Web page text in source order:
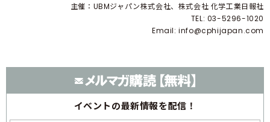
主催：UBMジャパン株式会社、株式会社 化学工業日報社
TEL: 03-5296-1020
Email:info@cphijapan.com
イベントの最新情報を配信！